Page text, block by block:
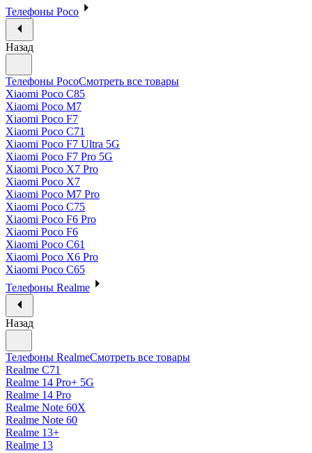
Телефоны Poco
Назад
Телефоны PocoСмотреть все товары
Xiaomi Poco C85
Xiaomi Poco M7
Xiaomi Poco F7
Xiaomi Poco C71
Xiaomi Poco F7 Ultra 5G
Xiaomi Poco F7 Pro 5G
Xiaomi Poco X7 Pro
Xiaomi Poco X7
Xiaomi Poco M7 Pro
Xiaomi Poco C75
Xiaomi Poco F6 Pro
Xiaomi Poco F6
Xiaomi Poco C61
Xiaomi Poco X6 Pro
Xiaomi Poco C65
Телефоны Realme
Назад
Телефоны RealmeСмотреть все товары
Realme C71
Realme 14 Pro+ 5G
Realme 14 Pro
Realme Note 60X
Realme Note 60
Realme 13+
Realme 13